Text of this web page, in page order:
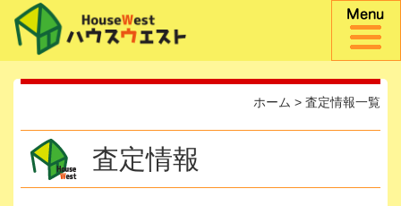
ホーム > 査定情報一覧
査定情報